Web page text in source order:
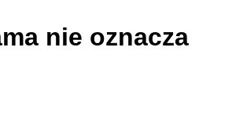
nie oznacza